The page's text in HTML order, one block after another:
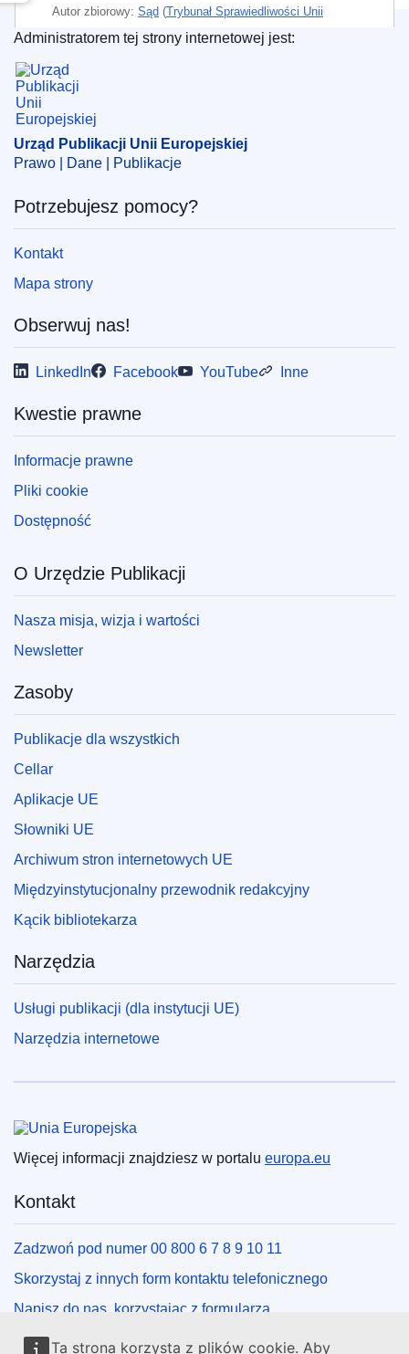
Ta strona korzysta z plików cookie. Aby
Autor zbiorowy: Sąd (Trybunał Sprawiedliwości Unii
Europejskiej)
Temat:
prawo do informacji
ujawnianie informacji
CELEX : 62022TA0205
OJ : C_202403606
pdfa2a
Urząd Publikacji Unii Europejskiej
Administratorem tej strony internetowej jest:
Urząd Publikacji Unii Europejskiej
Prawo | Dane | Publikacje
Potrzebujesz pomocy?
Kontakt
Mapa strony
Obserwuj nas!
LinkedIn Facebook YouTube Inne
Kwestie prawne
Informacje prawne
Pliki cookie
Dostępność
O Urzędzie Publikacji
Nasza misja, wizja i wartości
Newsletter
Zasoby
Publikacje dla wszystkich
Cellar
Aplikacje UE
Słowniki UE
Archiwum stron internetowych UE
Międzyinstytucjonalny przewodnik redakcyjny
Kącik bibliotekarza
Narzędzia
Usługi publikacji (dla instytucji UE)
Narzędzia internetowe
Więcej informacji znajdziesz w portalu europa.eu
Kontakt
Zadzwoń pod numer 00 800 6 7 8 9 10 11
Skorzystaj z innych form kontaktu telefonicznego
Napisz do nas, korzystając z formularza
Spotkaj się z nami w lokalnym punkcie UE